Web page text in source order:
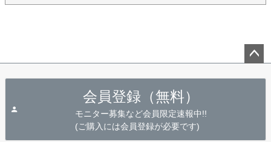
会員登録（無料）
モニター募集など会員限定速報中!!
(ご購入には会員登録が必要です)